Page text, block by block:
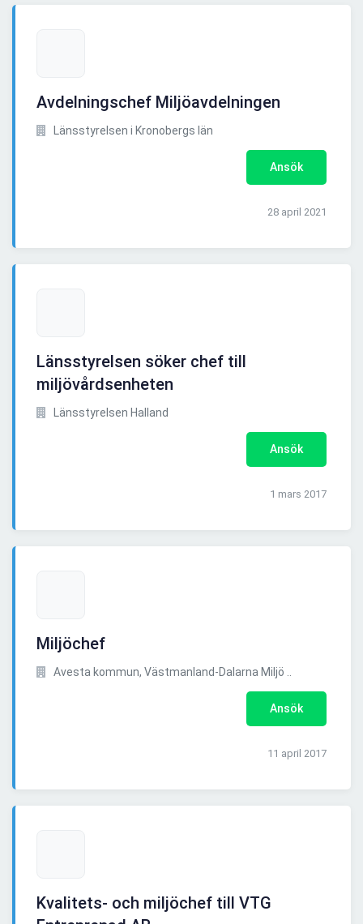
Avdelningschef Miljöavdelningen
Länsstyrelsen i Kronobergs län
Ansök
28 april 2021
Länsstyrelsen söker chef till
miljövårdsenheten
Länsstyrelsen Halland
Ansök
1 mars 2017
Miljöchef
Avesta kommun, Västmanland-Dalarna Miljö ..
Ansök
11 april 2017
Kvalitets- och miljöchef till VTG